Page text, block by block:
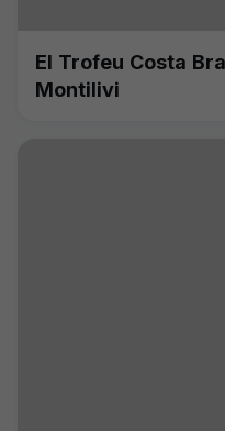
El Trofeu Costa
Montilivi